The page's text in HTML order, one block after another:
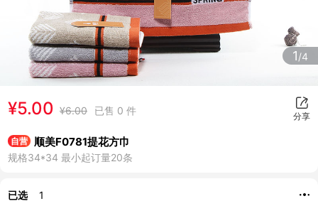
1/4
¥5.00 ¥6.00 已售 0 件 分享
自营 顺美F0781提花方巾
规格34*34 最小起订量20条
已选 1